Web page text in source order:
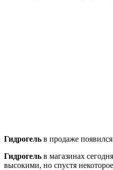
Гидрогель в продаже
Гидрогель в магазинах
высокими, но спустя